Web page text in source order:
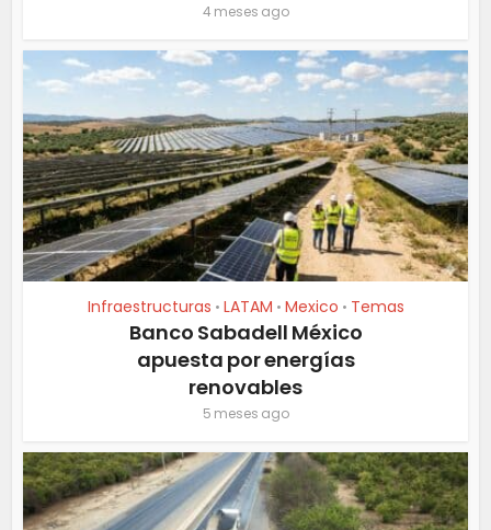
4 meses ago
Infraestructuras • LATAM • Mexico • Temas
Banco Sabadell México
apuesta por energías
renovables
5 meses ago